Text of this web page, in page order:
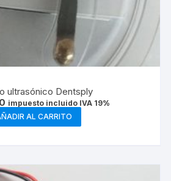
ultrasónico Dentsply
impuesto incluido IVA 19%
AL CARRITO